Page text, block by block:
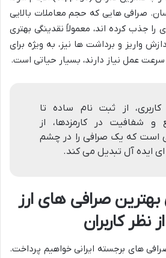
صرافی هایی که حجم معاملات بالایی
را جذب کرده اند، معمولاً نقدینگی بهتری
واریز و برداشت ها نیز، به ویژه برای
سرعت عمل نیاز دارند، بسیار حیاتی است.
کاربری، از ثبت نام ساده تا
و شفافیت در کارمزدها، از
است که یک صرافی را در چشم
ای ایده آل تبدیل می کند.
صرافی های ارز
نظر کاربران
های برجسته ایرانی خواهیم پرداخت.